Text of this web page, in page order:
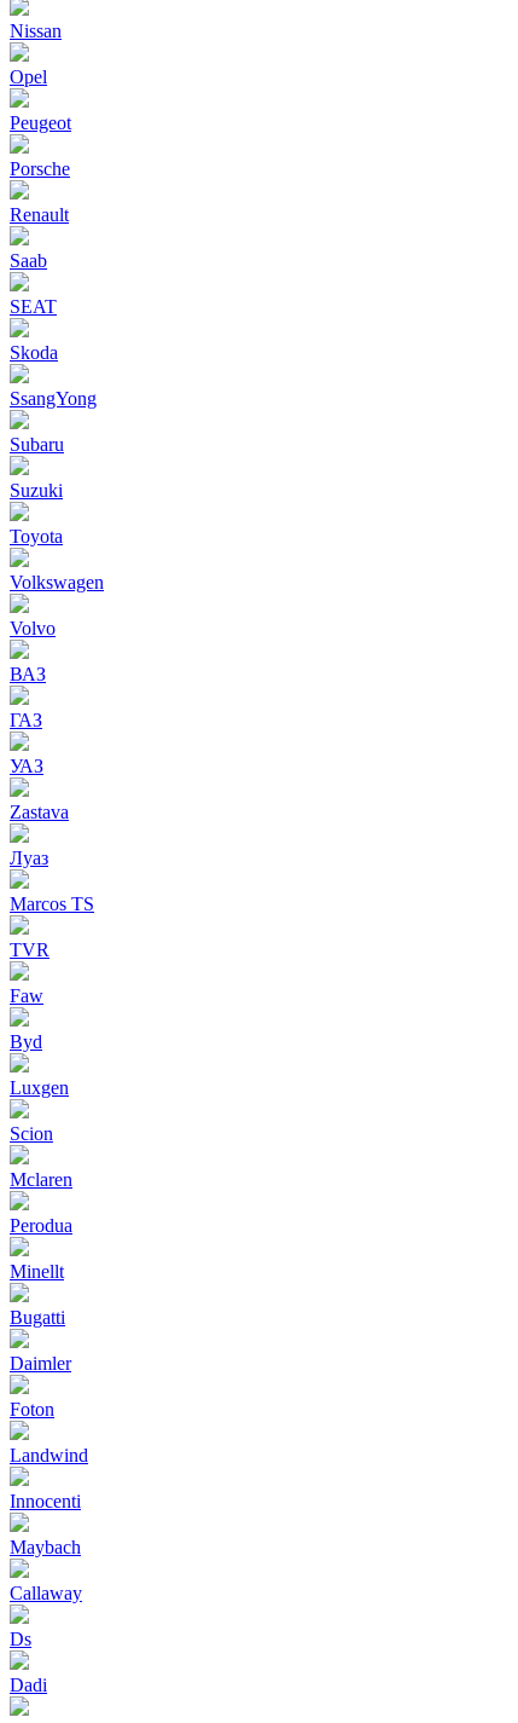
Nissan
Opel
Peugeot
Porsche
Renault
Saab
SEAT
Skoda
SsangYong
Subaru
Suzuki
Toyota
Volkswagen
Volvo
ВАЗ
ГАЗ
УАЗ
Zastava
Луаз
Marcos TS
TVR
Faw
Byd
Luxgen
Scion
Mclaren
Perodua
Minellt
Bugatti
Daimler
Foton
Landwind
Innocenti
Maybach
Callaway
Ds
Dadi